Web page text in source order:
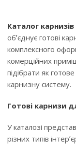
Каталог
об’єднує готові
комплексного
комерційних
підібрати як
карнизну систему.
Готові карнизи
У каталозі
різних типів